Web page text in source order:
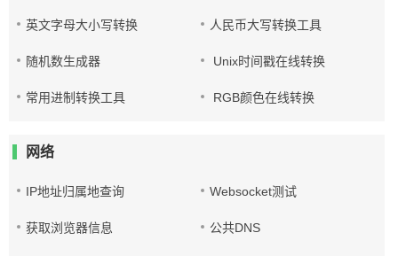
英文字母大小写转换 人民币大写转换工具
随机数生成器 Unix时间戳在线转换
常用进制转换工具 RGB颜色在线转换
网络
IP地址归属地查询 Websocket测试
获取浏览器信息 公共DNS